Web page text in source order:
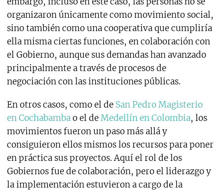
organizaron únicamente como movimiento social,
sino también como una cooperativa que cumpliría
ella misma ciertas funciones, en colaboración con
el Gobierno, aunque sus demandas han avanzado
principalmente a través de procesos de
negociación con las instituciones públicas.
En otros casos, como el de San Pedro Magisterio
en Cochabambao el deMedellín en Colombia, los
movimientos fueron un paso más allá y
consiguieron ellos mismos los recursos para poner
en práctica sus proyectos. Aquí el rol de los
Gobiernos fue de colaboración, pero el liderazgo y
la implementación estuvieron a cargo de la